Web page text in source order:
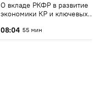
О вкладе РКФР в развитие
экономики КР и ключевых
08:04 55 мин